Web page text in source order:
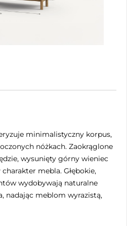
minimalistyczny korpus,
nóżkach. Zaokrąglone
wysunięty górny wieniec
mebla. Głębokie,
wydobywają naturalne
nadając meblom wyrazistą,